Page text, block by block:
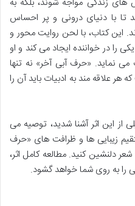
تا با دنیای درونی و پر احساس
این کتاب، با لحن روایت محور و
در خواننده ایجاد می کند و او
نماید. «حرف آبی آخر» نه تنها
هر علاقه مند به ادبیات باید آن را
از این اثر آشنا شدید، توصیه می
زیبایی ها و ظرافت های «حرف
دلنشین کنید. مطالعه کامل اثر،
را به روی شما خواهد گشود.